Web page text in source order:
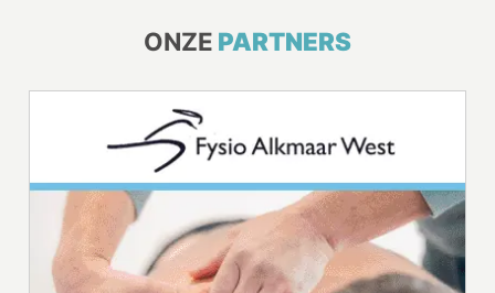
ONZE PARTNERS